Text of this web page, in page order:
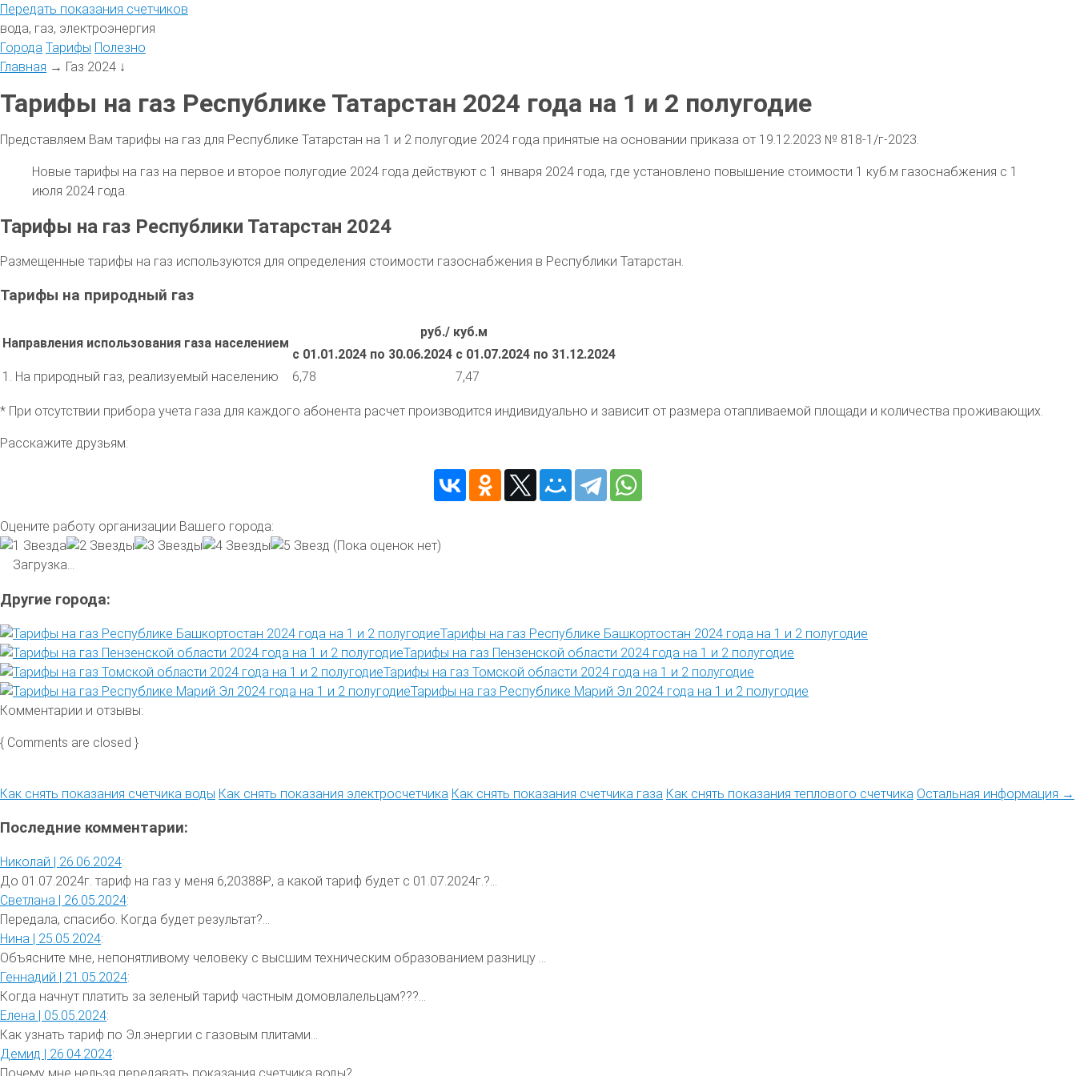
Передать показания счетчиков
вода, газ, электроэнергия
Города Тарифы Полезно
Главная → Газ 2024 ↓
Тарифы на газ Республике Татарстан 2024 года на 1 и 2 полугодие
Представляем Вам тарифы на газ для Республике Татарстан на 1 и 2 полугодие 2024 года принятые на основании приказа от 19.12.2023 № 818-1/г-2023.
Новые тарифы на газ на первое и второе полугодие 2024 года действуют с 1 января 2024 года, где установлено повышение стоимости 1 куб.м газоснабжения с 1
июля 2024 года.
Тарифы на газ Республики Татарстан 2024
Размещенные тарифы на газ используются для определения стоимости газоснабжения в Республики Татарстан.
Тарифы на природный газ
Направления использования газа населением
руб./ куб.м
с 01.01.2024 по 30.06.2024 с 01.07.2024 по 31.12.2024
1. На природный газ, реализуемый населению
6,78 7,47
* При отсутствии прибора учета газа для каждого абонента расчет производится индивидуально и зависит от размера отапливаемой площади и количества проживающих.
Расскажите друзьям:
Оцените работу организации Вашего города:
(Пока оценок нет)
Загрузка...
Другие города:
Тарифы на газ Республике Башкортостан 2024 года на 1 и 2 полугодие
Тарифы на газ Пензенской области 2024 года на 1 и 2 полугодие
Тарифы на газ Томской области 2024 года на 1 и 2 полугодие
Тарифы на газ Республике Марий Эл 2024 года на 1 и 2 полугодие
Комментарии и отзывы:
{ Comments are closed }
Как снять показания счетчика воды Как снять показания электросчетчика Как снять показания счетчика газа Как снять показания теплового счетчика Остальная информация →
Последние комментарии:
Николай | 26.06.2024:
До 01.07.2024г. тариф на газ у меня 6,20388₽, а какой тариф будет с 01.07.2024г.?...
Светлана | 26.05.2024:
Передала, спасибо. Когда будет результат?...
Нина | 25.05.2024:
Объясните мне, непонятливому человеку с высшим техническим образованием разницу ...
Геннадий | 21.05.2024:
Когда начнут платить за зеленый тариф частным домовлалельцам???...
Елена | 05.05.2024:
Как узнать тариф по Эл.энергии с газовым плитами...
Демид | 26.04.2024: